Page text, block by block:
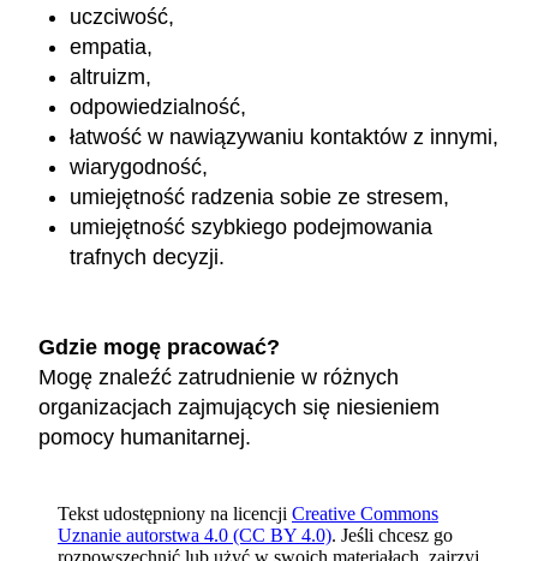
uczciwość,
empatia,
altruizm,
odpowiedzialność,
łatwość w nawiązywaniu kontaktów z innymi,
wiarygodność,
umiejętność radzenia sobie ze stresem,
umiejętność szybkiego podejmowania
trafnych decyzji.
Gdzie mogę pracować?
Mogę znaleźć zatrudnienie w różnych
organizacjach zajmujących się niesieniem
pomocy humanitarnej.
Tekst udostępniony na licencji Creative Commons
Uznanie autorstwa 4.0 (CC BY 4.0). Jeśli chcesz go
rozpowszechnić lub użyć w swoich materiałach, zajrzyj